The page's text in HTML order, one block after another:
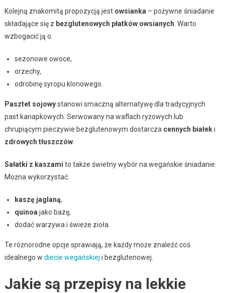
Kolejną znakomitą propozycją jest owsianka – pożywne śniadanie
składające się z bezglutenowych płatków owsianych . Warto
wzbogacić ją o:
sezonowe owoce,
orzechy,
odrobinę syropu klonowego.
Pasztet sojowystanowi smaczną alternatywę dla tradycyjnych
past kanapkowych. Serwowany na waflach ryżowych lub
chrupiącym pieczywie bezglutenowym dostarcza cennych białeki
zdrowych tłuszczów.
Sałatki z kaszami to także świetny wybór na wegańskie śniadanie.
Można wykorzystać:
kaszę jaglaną,
quinoa jako bazę,
dodać warzywa i świeże zioła.
Te różnorodne opcje sprawiają, że każdy może znaleźć coś
idealnego w diecie wegańskiej i bezglutenowej.
Jakie są przepisy na lekkie